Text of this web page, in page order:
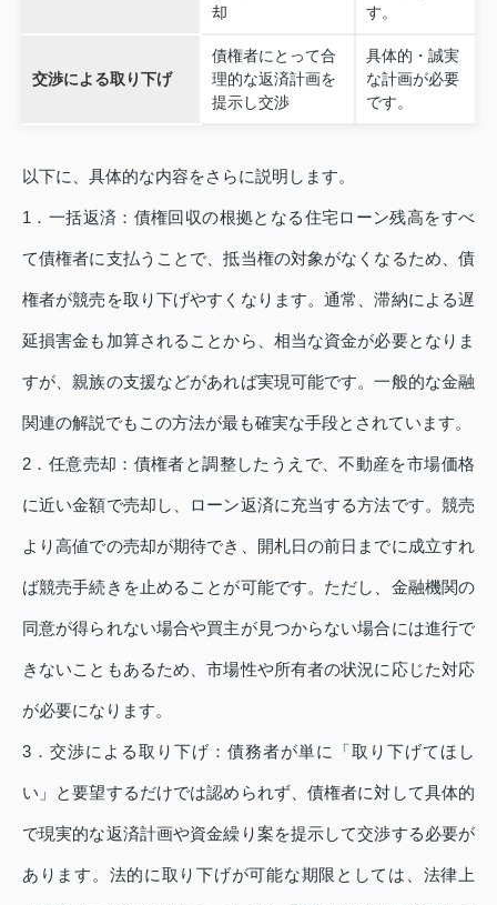
却
す。
交渉による取り下げ
債権者にとって合
理的な返済計画を
提示し交渉
具体的・誠実
な計画が必要
です。
以下に、具体的な内容をさらに説明します。
1．一括返済：債権回収の根拠となる住宅ローン残高をすべ
て債権者に支払うことで、抵当権の対象がなくなるため、債
権者が競売を取り下げやすくなります。通常、滞納による遅
延損害金も加算されることから、相当な資金が必要となりま
すが、親族の支援などがあれば実現可能です。一般的な金融
関連の解説でもこの方法が最も確実な手段とされています。
2．任意売却：債権者と調整したうえで、不動産を市場価格
に近い金額で売却し、ローン返済に充当する方法です。競売
より高値での売却が期待でき、開札日の前日までに成立すれ
ば競売手続きを止めることが可能です。ただし、金融機関の
同意が得られない場合や買主が見つからない場合には進行で
きないこともあるため、市場性や所有者の状況に応じた対応
が必要になります。
3．交渉による取り下げ：債務者が単に「取り下げてほし
い」と要望するだけでは認められず、債権者に対して具体的
で現実的な返済計画や資金繰り案を提示して交渉する必要が
あります。法的に取り下げが可能な期限としては、法律上